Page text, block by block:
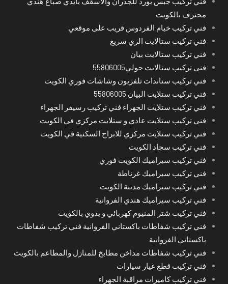
محترف بالكويت
فني تركيب خيام الفردوس قريب على موقعي
فني تركيب ستالايت الري سريع
فني تركيب ستالايت بيان
فني تركيب ستالايت حولي55806005
فني تركيب ستاندات تلفزيون وشاشات فوري الكويت
فني تركيب ستلايت البيان 55806005
فني تركيب ستلايت الجهراء فني تركيب رسيفر الجهراء
فني تركيب ستلايت عادي و ستلايت مركزي في الكويت
فني تركيب ستلايت مركزي للابراج السكنية في الكويت
فني تركيب سجاد الكويت
فني تركيب سيراميك الكويت فوري
فني تركيب سيراميك غرناطة
فني تركيب سيراميك مدينة الكويت
فني تركيب سيراميك هندي الفروانية
فني تركيب شتر المنيوم كهربائي و يدوي بالكويت
فني تركيب شفاطات باكستاني الفروانية فني تركيب شفاطات
باكستاني الفروانية
فني تركيب شفاطات مداخن مطابخ للمنازل والمطاعم بالكويت
فني تركيب قطع غيار سيارات
فني تركيب كاميرات مراقبة الجهراء